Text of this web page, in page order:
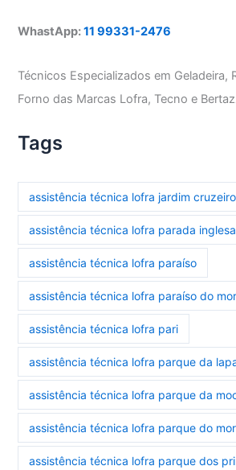
WhastApp:11 99331-2476
Técnicos Especializados em Geladeira,
Forno das Marcas Lofra, Tecno e
Tags
assistência técnica lofra jardim cruzeiro
assistência técnica lofra parada inglesa
assistência técnica lofra paraíso
assistência técnica lofra paraíso do
assistência técnica lofra pari
assistência técnica lofra parque da
assistência técnica lofra parque da
assistência técnica lofra parque do
assistência técnica lofra parque dos